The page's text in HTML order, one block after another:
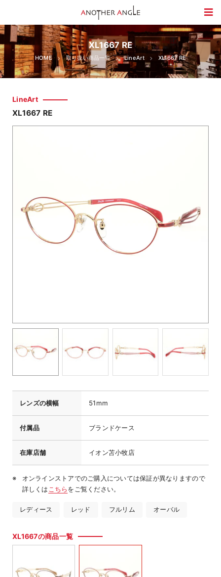
XL1667 RE
HOME 取り扱い商品一覧 LineArt XL1667 RE
LineArt
XL1667 RE
レンズの横幅 51mm
付属品 ブランドケース
在庫店舗 イオン苫小牧店
オンラインストアでのご購入については保証が異なりますので
詳しくは こちらをご覧ください。
レディース レッド フルリム オーバル
XL1667の商品一覧